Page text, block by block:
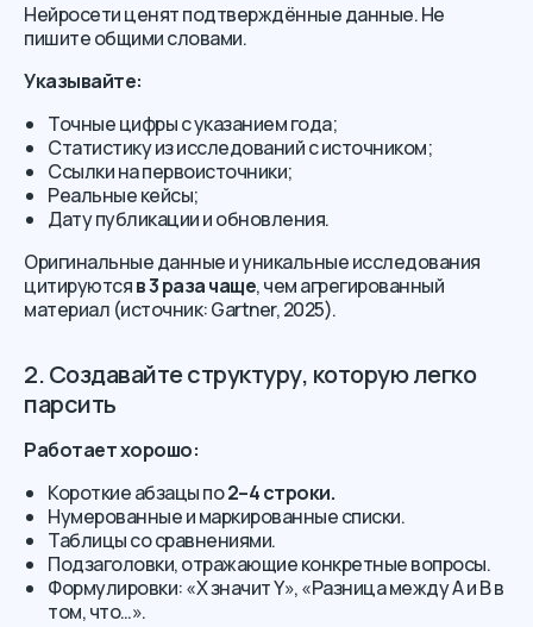
Нейросети ценят подтверждённые данные. Не
пишите общими словами.
Указывайте:
Точные цифры с указанием года;
Статистику из исследований с источником;
Ссылки на первоисточники;
Реальные кейсы;
Дату публикации и обновления.
Оригинальные данные и уникальные исследования
цитируютсяв 3 раза чаще, чем агрегированный
материал (источник: Gartner, 2025).
2. Создавайте структуру, которую легко
парсить
Работает хорошо:
Короткие абзацы по2–4 строки.
Нумерованные и маркированные списки.
Таблицы со сравнениями.
Подзаголовки, отражающие конкретные вопросы.
Формулировки: «X значит Y», «Разница между A и B в
том, что…».